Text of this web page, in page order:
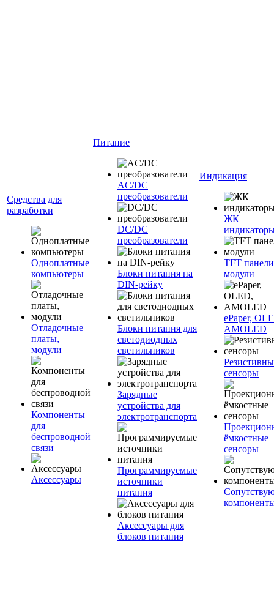
Средства для
разработки
Одноплатные
компьютеры
Отладочные
платы,
модули
Компоненты
для
беспроводной
связи
Аксессуары
Питание
AC/DC
преобразователи
DC/DC
преобразователи
Блоки питания на
DIN-рейку
Блоки питания для
светодиодных
светильников
Зарядные
устройства для
электротранспорта
Программируемые
источники
питания
Аксессуары для
блоков питания
Индикация
ЖК
TFT
модули
ePaper,
AMOLED
сенсоры
ёмкостные
сенсоры